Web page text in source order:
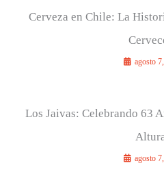
Cerveza en Chile: La
agosto
Los Jaivas: Celebrando 63
agosto